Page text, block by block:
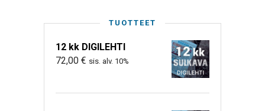
TUOTTEET
12 kk DIGILEHTI
72,00 € sis. alv. 10%